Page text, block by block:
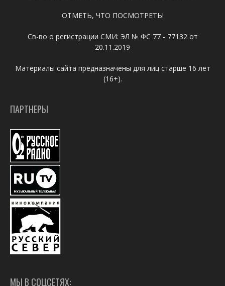
ОТМЕТЬ, ЧТО ПОСМОТРЕТЬ!
Св-во о регистрации СМИ: ЭЛ № ФС 77 - 77132 от
20.11.2019
Материалы сайта предназначены для лиц старше 16 лет
(16+).
ПАРТНЕРЫ
МЫ В СОЦСЕТЯХ: